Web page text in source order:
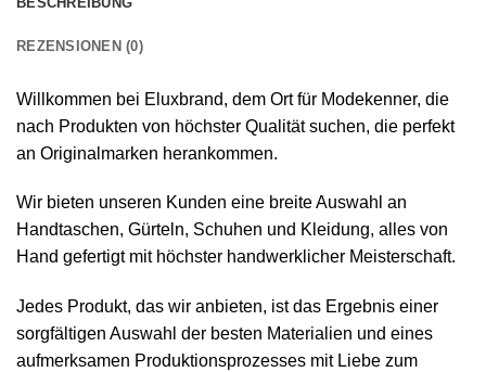
REZENSIONEN (0)
Willkommen bei Eluxbrand, dem Ort für Modekenner, die
nach Produkten von höchster Qualität suchen, die perfekt
an Originalmarken herankommen.
Wir bieten unseren Kunden eine breite Auswahl an
Handtaschen, Gürteln, Schuhen und Kleidung, alles von
Hand gefertigt mit höchster handwerklicher Meisterschaft.
Jedes Produkt, das wir anbieten, ist das Ergebnis einer
sorgfältigen Auswahl der besten Materialien und eines
aufmerksamen Produktionsprozesses mit Liebe zum